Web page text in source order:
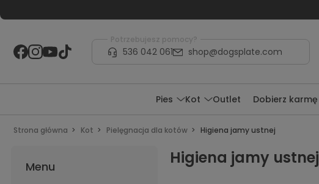
Potrzebujesz pomocy?
536 042 061 shop@dogsplate.com
Pies Kot Outlet Dobierz karmę
Strona główna Kot Pielęgnacja dla kotów Higiena jamy ustnej
Menu Higiena jamy ustnej